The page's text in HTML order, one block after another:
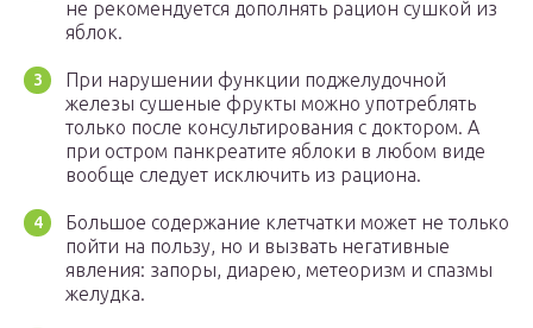
не рекомендуется дополнять рацион сушкой из
яблок.
При нарушении функции поджелудочной
железы сушеные фрукты можно употреблять
только после консультирования с доктором. А
при остром панкреатите яблоки в любом виде
вообще следует исключить из рациона.
Большое содержание клетчатки может не только
пойти на пользу, но и вызвать негативные
явления: запоры, диарею, метеоризм и спазмы
желудка.